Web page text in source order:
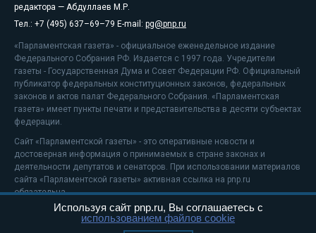
редактора — Абдуллаев М.Р.
Тел.: +7 (495) 637–69–79 E-mail: pg@pnp.ru
«Парламентская газета» - официальное еженедельное издание
Федерального Собрания РФ. Издается с 1997 года. Учредители
газеты - Государственная Дума и Совет Федерации РФ. Официальный
публикатор федеральных конституционных законов, федеральных
законов и актов палат Федерального Собрания. «Парламентская
газета» имеет пункты печати и представительства в десяти субъектах
федерации.
Сайт «Парламентской газеты» - это оперативные новости и
достоверная информация о принимаемых в стране законах и
деятельности депутатов и сенаторов. При использовании материалов
сайта «Парламентской газеты» активная ссылка на pnp.ru
обязательна.
На информационном ресурсе применяютсярекомендательные
Используя сайт pnp.ru, Вы соглашаетесь с
использованием файлов cookie